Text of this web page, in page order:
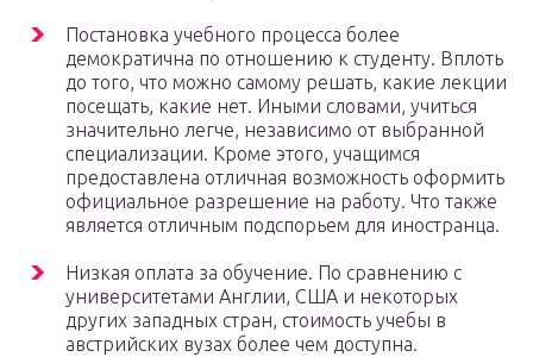
Постановка учебного процесса более
демократична по отношению к студенту. Вплоть
до того, что можно самому решать, какие лекции
посещать, какие нет. Иными словами, учиться
значительно легче, независимо от выбранной
специализации. Кроме этого, учащимся
предоставлена отличная возможность оформить
официальное разрешение на работу. Что также
является отличным подспорьем для иностранца.
Низкая оплата за обучение. По сравнению с
университетами Англии, США и некоторых
других западных стран, стоимость учебы в
австрийских вузах более чем доступна.